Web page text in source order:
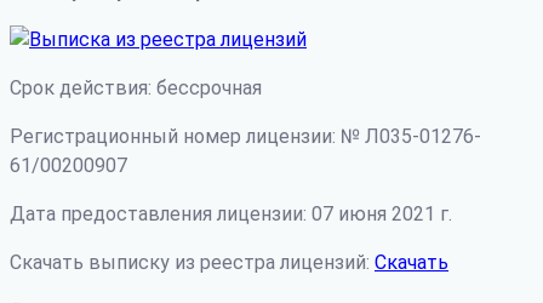
Срок действия: бессрочная
Регистрационный номер лицензии: № Л035-01276-
61/00200907
Дата предоставления лицензии: 07 июня 2021 г.
Скачать выписку из реестра лицензий: Скачать